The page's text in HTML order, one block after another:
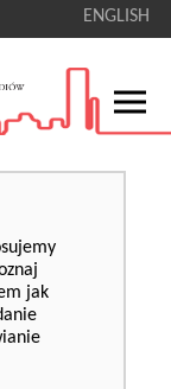
ENGLISH
jak